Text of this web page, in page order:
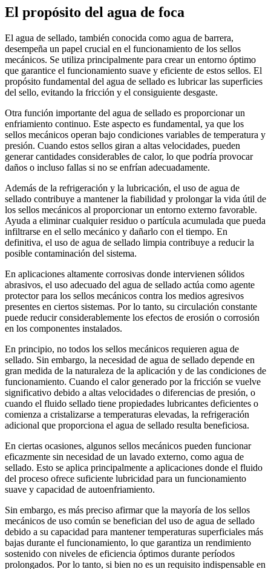
El propósito del agua de foca
El agua de sellado, también conocida como agua de barrera,
desempeña un papel crucial en el funcionamiento de los sellos
mecánicos. Se utiliza principalmente para crear un entorno óptimo
que garantice el funcionamiento suave y eficiente de estos sellos. El
propósito fundamental del agua de sellado es lubricar las superficies
del sello, evitando la fricción y el consiguiente desgaste.
Otra función importante del agua de sellado es proporcionar un
enfriamiento continuo. Este aspecto es fundamental, ya que los
sellos mecánicos operan bajo condiciones variables de temperatura y
presión. Cuando estos sellos giran a altas velocidades, pueden
generar cantidades considerables de calor, lo que podría provocar
daños o incluso fallas si no se enfrían adecuadamente.
Además de la refrigeración y la lubricación, el uso de agua de
sellado contribuye a mantener la fiabilidad y prolongar la vida útil de
los sellos mecánicos al proporcionar un entorno externo favorable.
Ayuda a eliminar cualquier residuo o partícula acumulada que pueda
infiltrarse en el sello mecánico y dañarlo con el tiempo. En
definitiva, el uso de agua de sellado limpia contribuye a reducir la
posible contaminación del sistema.
En aplicaciones altamente corrosivas donde intervienen sólidos
abrasivos, el uso adecuado del agua de sellado actúa como agente
protector para los sellos mecánicos contra los medios agresivos
presentes en ciertos sistemas. Por lo tanto, su circulación constante
puede reducir considerablemente los efectos de erosión o corrosión
en los componentes instalados.
En principio, no todos los sellos mecánicos requieren agua de
sellado. Sin embargo, la necesidad de agua de sellado depende en
gran medida de la naturaleza de la aplicación y de las condiciones de
funcionamiento. Cuando el calor generado por la fricción se vuelve
significativo debido a altas velocidades o diferencias de presión, o
cuando el fluido sellado tiene propiedades lubricantes deficientes o
comienza a cristalizarse a temperaturas elevadas, la refrigeración
adicional que proporciona el agua de sellado resulta beneficiosa.
En ciertas ocasiones, algunos sellos mecánicos pueden funcionar
eficazmente sin necesidad de un lavado externo, como agua de
sellado. Esto se aplica principalmente a aplicaciones donde el fluido
del proceso ofrece suficiente lubricidad para un funcionamiento
suave y capacidad de autoenfriamiento.
Sin embargo, es más preciso afirmar que la mayoría de los sellos
mecánicos de uso común se benefician del uso de agua de sellado
debido a su capacidad para mantener temperaturas superficiales más
bajas durante el funcionamiento, lo que garantiza un rendimiento
sostenido con niveles de eficiencia óptimos durante períodos
prolongados. Por lo tanto, si bien no es un requisito indispensable en